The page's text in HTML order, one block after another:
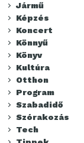
Jármű
Képzés
Koncert
Könnyű
Könyv
Kultúra
Otthon
Program
Szabadidő
Szórakozás
Tech